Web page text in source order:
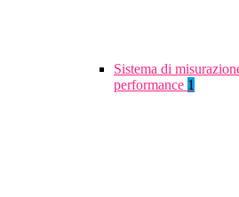
Sistema di
performance 1